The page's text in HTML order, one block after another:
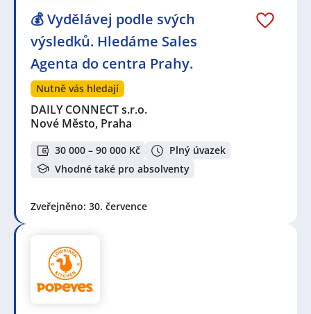
💰 Vydělávej podle svých
výsledků. Hledáme Sales
Agenta do centra Prahy.
Nutně vás hledají
DAILY CONNECT s.r.o.
Nové Město, Praha
30 000 – 90 000 Kč
Plný úvazek
Vhodné také pro absolventy
Zveřejněno: 30. července